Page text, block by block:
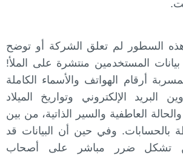
السطور لم تعلق الشركة أو توضح
بيانات المستخدمين منتشرة على الملأ!
أرقام الهواتف والأسماء الكاملة
البريد الإلكتروني وتواريخ الميلاد
العاطفية والسير الذاتية، من بين
بالحسابات. وفي حين أن البيانات قد
تشكل ضرر مباشر على أصحاب